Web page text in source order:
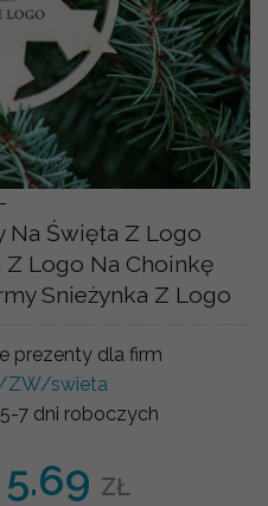
-
Na Święta Z Logo
Logo Na Choinkę
Snieżynka Z Logo
prezenty dla firm
ZW/swieta
5-7 dni roboczych
5.69 ZŁ